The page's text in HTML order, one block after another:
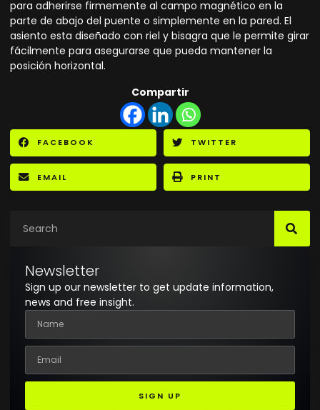
para adherirse firmemente al campo magnético en la
parte de abajo del puente o simplemente en la pared. El
asiento esta diseñado con riel y bisagra que le permite girar
fácilmente para asegurarse que pueda mantener la
posición horizontal.
Compartir
FACEBOOK TWITTER
EMAIL PRINT
Newsletter
Sign up our newsletter to get update information,
news and free insight.
SIGN UP